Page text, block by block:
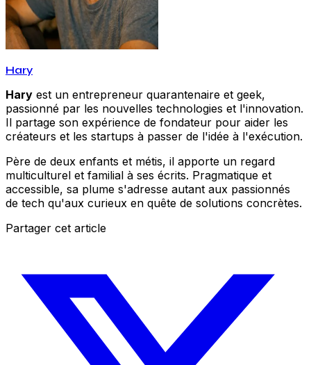
Hary
Hary est un entrepreneur quarantenaire et geek,
passionné par les nouvelles technologies et l'innovation.
Il partage son expérience de fondateur pour aider les
créateurs et les startups à passer de l'idée à l'exécution.
Père de deux enfants et métis, il apporte un regard
multiculturel et familial à ses écrits. Pragmatique et
accessible, sa plume s'adresse autant aux passionnés
de tech qu'aux curieux en quête de solutions concrètes.
Partager cet article